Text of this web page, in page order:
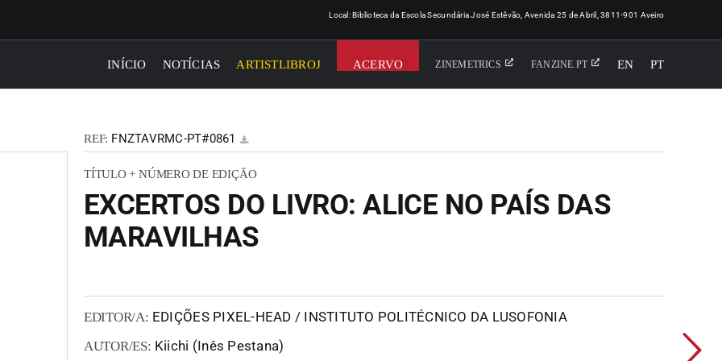
Local: Biblioteca da Escola Secundária José Estêvão, Avenida 25 de Abril, 3811-901 Aveiro
INÍCIO NOTÍCIAS ARTISTLIBROJ ACERVO ZINEMETRICS FANZINE.PT EN PT
REF: FNZTAVRMC-PT#0861
TÍTULO + NÚMERO DE EDIÇÃO
EXCERTOS DO LIVRO: ALICE NO PAÍS DAS
MARAVILHAS
EDITOR/A: EDIÇÕES PIXEL-HEAD / INSTITUTO POLITÉCNICO DA LUSOFONIA
AUTOR/ES: Kiichi (Inês Pestana)